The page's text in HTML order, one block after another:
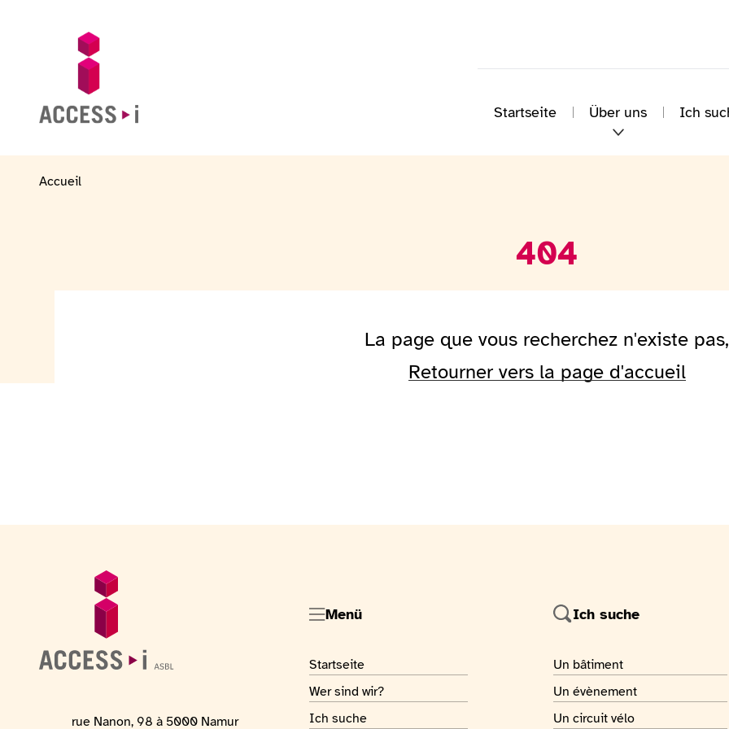
Startseite Über uns Ich
Accueil
404
La page que vous recherchez n'existe pas,
Retourner vers la page d'accueil
Allgemeine Informationen
Adresse des Ortes
rue Nanon, 98 à 5000 Namur
Menü
Visiter la page
Startseite
Visiter la page
Wer sind wir?
Visiter la page
Ich suche
Ich suche
Je recherche
Un bâtiment
Je recherche
Un évènement
Je recherche
Un circuit vélo